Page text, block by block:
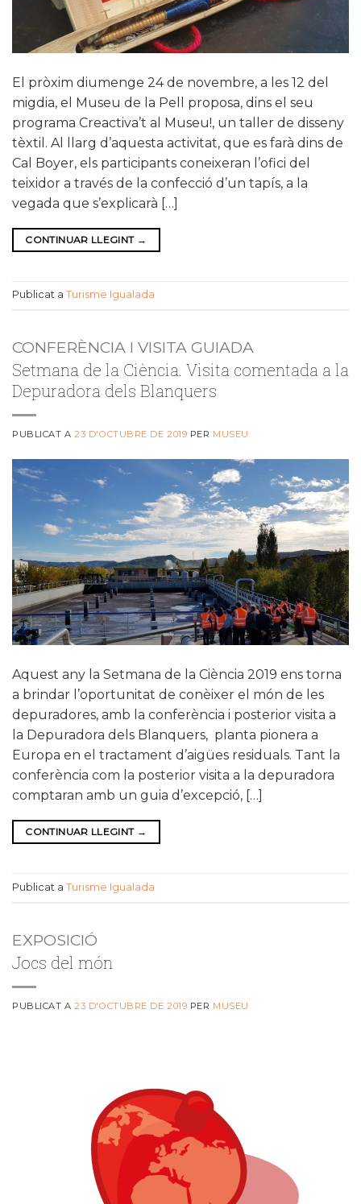
El pròxim diumenge 24 de novembre, a les 12 del
migdia, el Museu de la Pell proposa, dins el seu
programa Creactiva’t al Museu!, un taller de disseny
tèxtil. Al llarg d’aquesta activitat, que es farà dins de
Cal Boyer, els participants coneixeran l’ofici del
teixidor a través de la confecció d’un tapís, a la
vegada que s’explicarà […]
CONTINUAR LLEGINT →
Publicat a Turisme Igualada
CONFERÈNCIA I VISITA GUIADA
Setmana de la Ciència. Visita comentada a la
Depuradora dels Blanquers
PUBLICAT A23 D'OCTUBRE DE 2019 PER MUSEU
Aquest any la Setmana de la Ciència 2019 ens torna
a brindar l’oportunitat de conèixer el món de les
depuradores, amb la conferència i posterior visita a
la Depuradora dels Blanquers, planta pionera a
Europa en el tractament d’aigües residuals. Tant la
conferència com la posterior visita a la depuradora
comptaran amb un guia d’excepció, […]
CONTINUAR LLEGINT →
Publicat a Turisme Igualada
EXPOSICIÓ
Jocs del món
PUBLICAT A23 D'OCTUBRE DE 2019 PER MUSEU